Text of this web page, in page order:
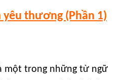
yêu thương (Phần 1)
một trong những từ ngữ